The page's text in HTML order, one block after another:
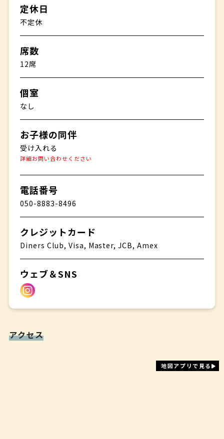
定休日
不定休
席数
12席
個室
なし
お子様の同伴
受け入れる
詳細お問い合わせください
電話番号
050-8883-8496
クレジットカード
Diners Club, Visa, Master, JCB, Amex
ウェブ＆SNS
アクセス
地図アプリで見る